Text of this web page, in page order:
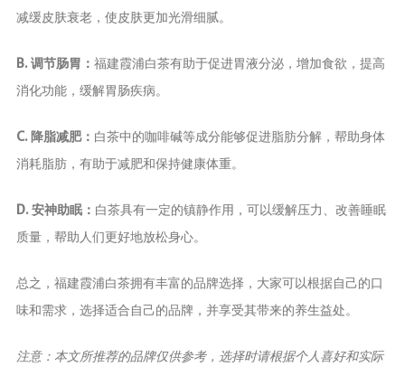
减缓皮肤衰老，使皮肤更加光滑细腻。
B. 调节肠胃： 福建霞浦白茶有助于促进胃液分泌，增加食欲，提高
消化功能，缓解胃肠疾病。
C. 降脂减肥： 白茶中的咖啡碱等成分能够促进脂肪分解，帮助身体
消耗脂肪，有助于减肥和保持健康体重。
D. 安神助眠： 白茶具有一定的镇静作用，可以缓解压力、改善睡眠
质量，帮助人们更好地放松身心。
总之，福建霞浦白茶拥有丰富的品牌选择，大家可以根据自己的口
味和需求，选择适合自己的品牌，并享受其带来的养生益处。
注意：本文所推荐的品牌仅供参考，选择时请根据个人喜好和实际